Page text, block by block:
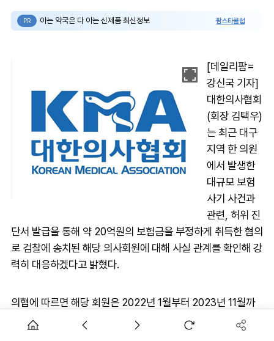
PR 아는 약국은 다 아는 신제품 최신정보 팜스타클럽
[데일리팜=
강신국 기자]
대한의사협회
(회장 김택우)
는 최근 대구
지역 한 의원
에서 발생한
대규모 보험
사기 사건과
관련, 허위 진
단서 발급을 통해 약 20억원의 보험금을 부정하게 취득한 혐의
로 검찰에 송치된 해당 의사회원에 대해 사실 관계를 확인해 강
력히 대응하겠다고 밝혔다.
의협에 따르면 해당 회원은 2022년 1월부터 2023년 11월까
지 약 2년간 미용 목적으로 내원한 환자들을 대상으로 무좀, 손